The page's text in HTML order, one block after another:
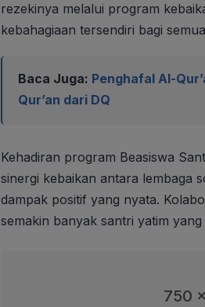
rezekinya melalui program
kebahagiaan tersendiri bagi
Baca Juga: Penghafal Al-
Qur’an dari DQ
Kehadiran program Beasiswa
sinergi kebaikan antara lembaga
dampak positif yang nyata.
semakin banyak santri yatim
750